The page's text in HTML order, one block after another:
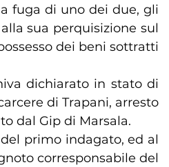
fuga di uno dei due, gli
sua perquisizione sul
dei beni sottratti
dichiarato in stato di
di Trapani, arresto
dal Gip di Marsala.
primo indagato, ed al
corresponsabile del